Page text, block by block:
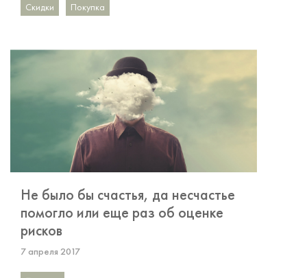
Скидки Покупка
Не было бы счастья, да несчастье
помогло или еще раз об оценке
рисков
7 апреля 2017